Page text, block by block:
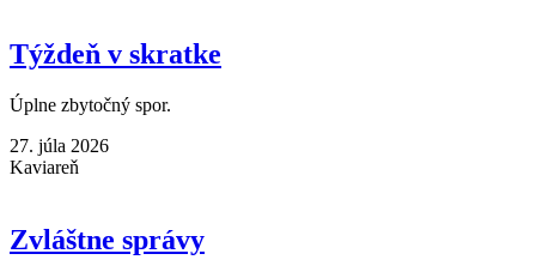
Týždeň v skratke
Úplne zbytočný spor.
27. júla 2026
Kaviareň
Zvláštne správy